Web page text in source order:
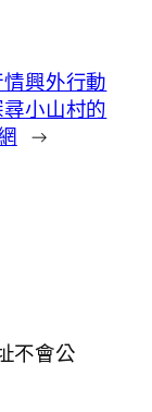
興外行動
尋小山村的
→
不會公